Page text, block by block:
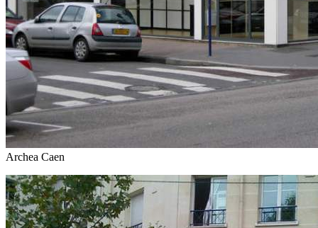
Archea Caen